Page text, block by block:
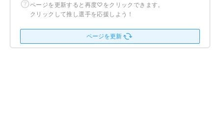
ページを更新すると再度♡をクリックできます。
クリックして推し選手を応援しよう！
ページを更新